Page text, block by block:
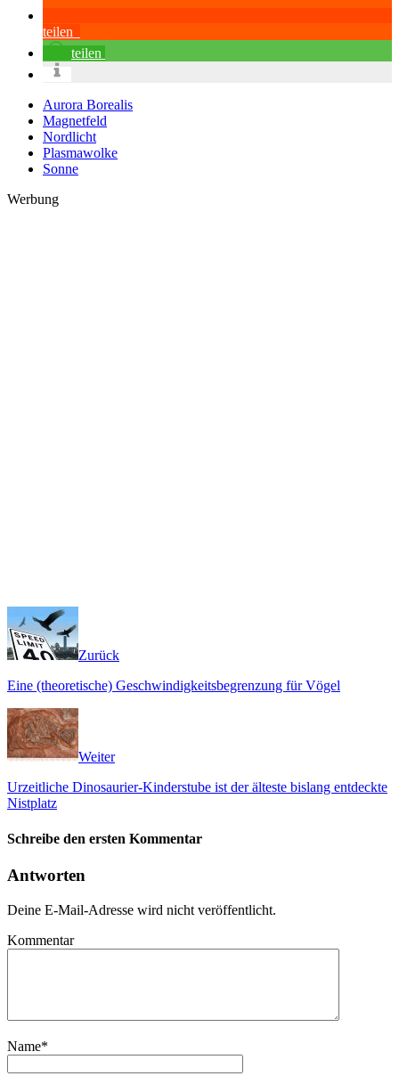
teilen
teilen
Aurora Borealis
Magnetfeld
Nordlicht
Plasmawolke
Sonne
Werbung
Zurück
Eine (theoretische) Geschwindigkeitsbegrenzung für Vögel
Weiter
Urzeitliche Dinosaurier-Kinderstube ist der älteste bislang entdeckte
Nistplatz
Schreibe den ersten Kommentar
Antworten
Deine E-Mail-Adresse wird nicht veröffentlicht.
Kommentar
Name*